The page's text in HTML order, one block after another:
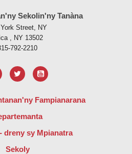
Sekolin'ny Tanàna
Street, NY
, NY 13502
792-2210
Fampianarana
dreny sy Mpianatra
Sekoly